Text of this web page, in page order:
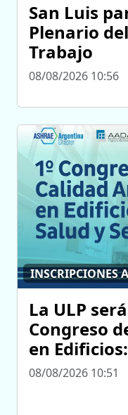
San Luis
Plenario
Trabajo
08/08/2026 10:56
INSCRIPCIONES
La ULP
Congreso
en
08/08/2026 10:51